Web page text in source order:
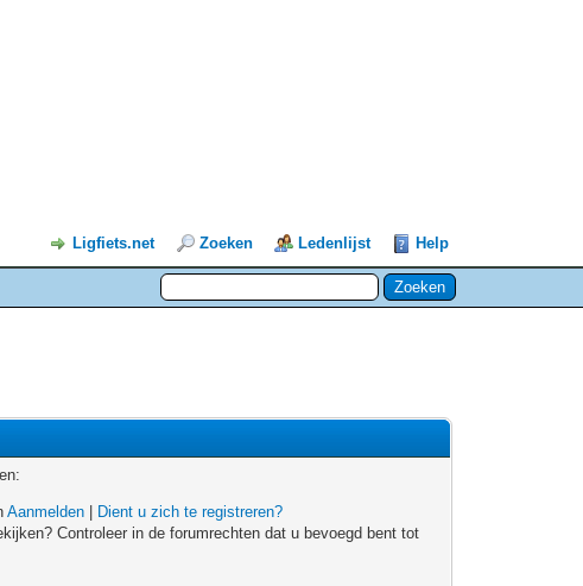
Ligfiets.net Zoeken Ledenlijst Help
Aanmelden
Dient u zich te registreren?
Controleer in de forumrechten dat u bevoegd bent tot